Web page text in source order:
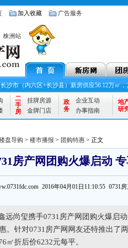
加入收藏 广告服务
株洲站
长沙市（内六区+长沙县）新房供应56.12万㎡
二
手
房
挂牌房源
金牌门店
政
务
企业互动
办事指南
地
研
盘导购 > 楼市播报 > 团购特惠 > 正文
房产网团购火爆启动
2016年04月01日11:10:55 0731
远尚玺携手0731房产网团购火爆启
。针对0731房产网网友还特推出了
㎡折后价6232元每平。